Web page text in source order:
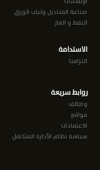
صناعة المناديل ولباب الورق
النفط و الغاز
الاستدامة
التزامنا
روابط سريعة
وظائف
مواقع
الاعتمادات
سياسة نظام الأدارة المتكامل